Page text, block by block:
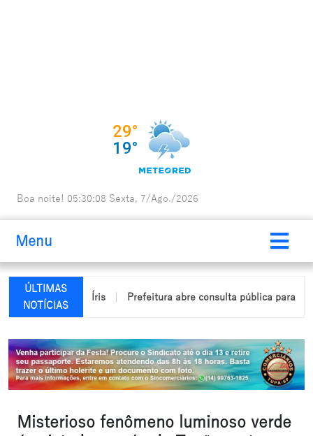
Boa noite! 05:30:09 Sexta, 7/Ago./2026
Menu
ÚLTIMAS
NOTÍCIAS
em Arco-Íris Prefeitura abre consulta pública para
Misterioso fenômeno luminoso verde